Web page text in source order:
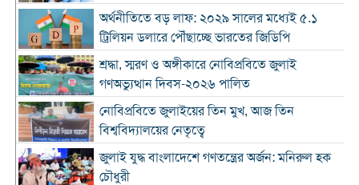
অর্থনীতিতে বড় লাফ: ২০২৯ সালের মধ্যেই ৫.১
ট্রিলিয়ন ডলারে পৌঁছাচ্ছে ভারতের জিডিপি
শ্রদ্ধা, স্মরণ ও অঙ্গীকারে নোবিপ্রবিতে জুলাই
গণঅভ্যুত্থান দিবস-২০২৬ পালিত
নোবিপ্রবিতে জুলাইয়ের তিন মুখ, আজ তিন
বিশ্ববিদ্যালয়ের নেতৃত্বে
জুলাই যুদ্ধ বাংলাদেশে গণতন্ত্রের অর্জন: মনিরুল হক
চৌধুরী